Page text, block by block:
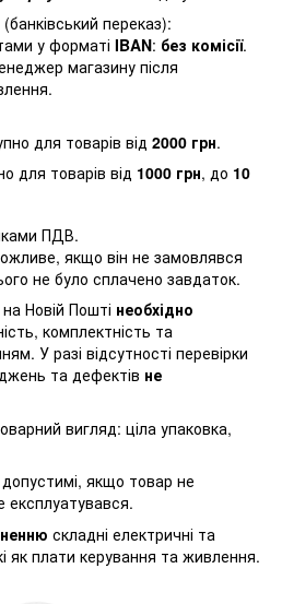
(банківський переказ):
у форматі IBAN: без комісії.
магазину після
для товарів від 2000 грн.
для товарів від 1000 грн, до 10
ПДВ.
якщо він не замовлявся
не було сплачено завдаток.
Новій Пошті необхідно
комплектність та
У разі відсутності перевірки
та дефектів не
вигляд: ціла упаковка,
допустимі, якщо товар не
складні електричні та
як плати керування та живлення.